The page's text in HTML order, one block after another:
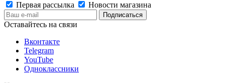
Первая рассылка
Новости магазина
Оставайтесь на связи
Вконтакте
Telegram
YouTube
Одноклассники